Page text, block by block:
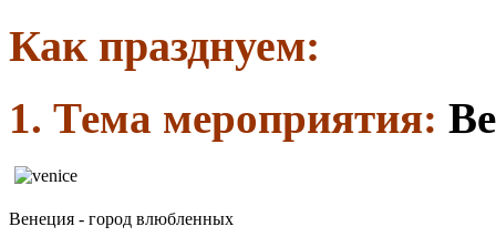
Как празднуем:
1. Тема мероприятия:
Венеция - город влюбленных